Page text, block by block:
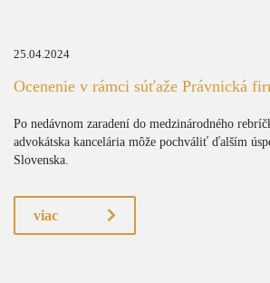
25.04.2024
Ocenenie v rámci súťaže Právnická
Po nedávnom zaradení do medzinárodného
advokátska kancelária môže pochváliť ďalším
Slovenska.
viac